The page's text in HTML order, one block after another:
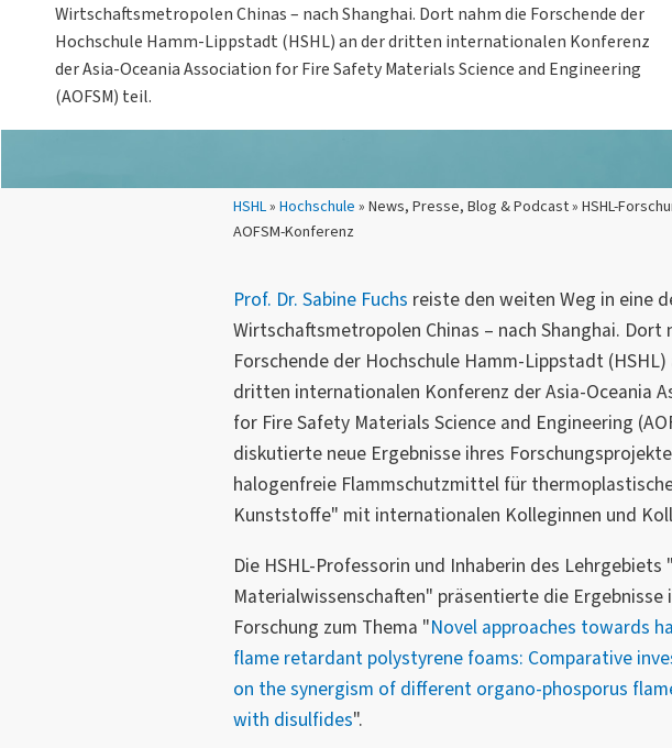
Sie sind hier:
HSHL» Hochschule » News, Presse, Blog & Podcast » HSHL-
AOFSM-Konferenz
Wirtschaftsmetropolen Chinas – nach Shanghai. Dort nahm die Forschende der
Hochschule Hamm-Lippstadt (HSHL) an der dritten internationalen Konferenz
der Asia-Oceania Association for Fire Safety Materials Science and Engineering
(AOFSM) teil.
Prof. Dr. Sabine Fuchs reiste den weiten Weg in eine
Wirtschaftsmetropolen Chinas – nach Shanghai. Dort
Forschende der Hochschule Hamm-Lippstadt (HSHL)
dritten internationalen Konferenz der Asia-Oceania
for Fire Safety Materials Science and Engineering
diskutierte neue Ergebnisse ihres
halogenfreie Flammschutzmittel für
Kunststoffe" mit internationalen Kolleginnen und
Die HSHL-Professorin und Inhaberin des Lehrgebiets
Materialwissenschaften" präsentierte die Ergebnisse
Forschung zum Thema "Novel approaches towards
flame retardant polystyrene foams: Comparative
on the synergism of different organo-phosporus
with disulfides".